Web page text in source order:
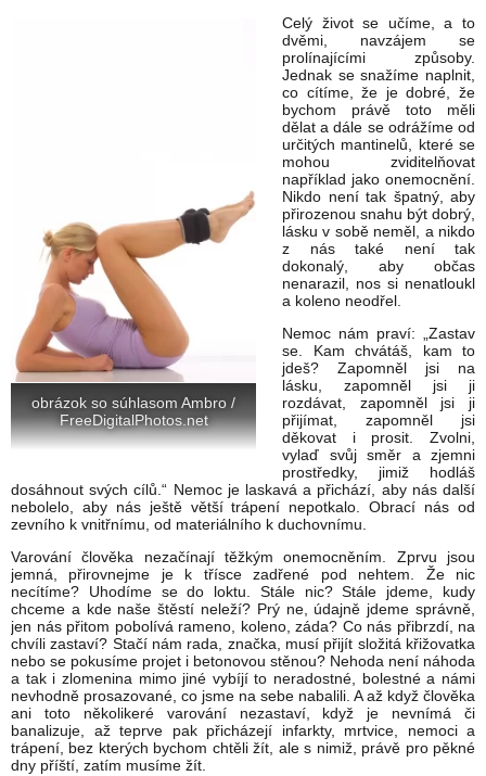
obrázok so súhlasom Ambro /
FreeDigitalPhotos.net
Celý život se učíme, a to
dvěmi, navzájem se
prolínajícími způsoby.
Jednak se snažíme naplnit,
co cítíme, že je dobré, že
bychom právě toto měli
dělat a dále se odrážíme od
určitých mantinelů, které se
mohou zviditelňovat
například jako onemocnění.
Nikdo není tak špatný, aby
přirozenou snahu být dobrý,
lásku v sobě neměl, a nikdo
z nás také není tak
dokonalý, aby občas
nenarazil, nos si nenatloukl
a koleno neodřel.
Nemoc nám praví: „Zastav
se. Kam chvátáš, kam to
jdeš? Zapomněl jsi na
lásku, zapomněl jsi ji
rozdávat, zapomněl jsi ji
přijímat, zapomněl jsi
děkovat i prosit. Zvolni,
vylaď svůj směr a zjemni
prostředky, jimiž hodláš
dosáhnout svých cílů.“ Nemoc je laskavá a přichází, aby nás další
nebolelo, aby nás ještě větší trápení nepotkalo. Obrací nás od
zevního k vnitřnímu, od materiálního k duchovnímu.
Varování člověka nezačínají těžkým onemocněním. Zprvu jsou
jemná, přirovnejme je k třísce zadřené pod nehtem. Že nic
necítíme? Uhodíme se do loktu. Stále nic? Stále jdeme, kudy
chceme a kde naše štěstí neleží? Prý ne, údajně jdeme správně,
jen nás přitom pobolívá rameno, koleno, záda? Co nás přibrzdí, na
chvíli zastaví? Stačí nám rada, značka, musí přijít složitá křižovatka
nebo se pokusíme projet i betonovou stěnou? Nehoda není náhoda
a tak i zlomenina mimo jiné vybíjí to neradostné, bolestné a námi
nevhodně prosazované, co jsme na sebe nabalili. A až když člověka
ani toto několikeré varování nezastaví, když je nevnímá či
banalizuje, až teprve pak přicházejí infarkty, mrtvice, nemoci a
trápení, bez kterých bychom chtěli žít, ale s nimiž, právě pro pěkné
dny příští, zatím musíme žít.